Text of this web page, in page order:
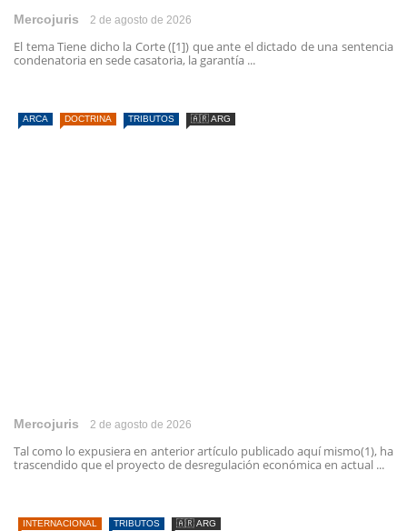
Mercojuris 2 de agosto de 2026
El tema Tiene dicho la Corte ([1]) que ante el dictado de una sentencia
condenatoria en sede casatoria, la garantía ...
ARCA DOCTRINA TRIBUTOS 🇦🇷 ARG
Mercojuris 2 de agosto de 2026
Tal como lo expusiera en anterior artículo publicado aquí mismo(1), ha
trascendido que el proyecto de desregulación económica en actual ...
INTERNACIONAL TRIBUTOS 🇦🇷 ARG